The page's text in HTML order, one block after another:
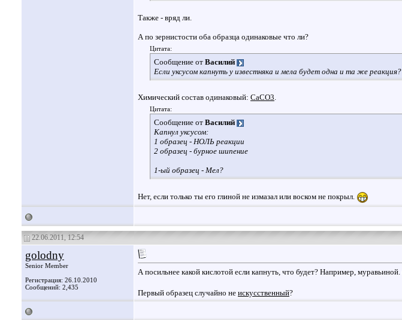
Также - вряд ли.
А по зернистости оба образца одинаковые что ли?
Цитата:
Сообщение от Василий
Если уксусом капнуть у известняка и мела будет одна и та же реакция?
Химический состав одинаковый: CaCO3.
Цитата:
Сообщение от Василий
Капнул уксусом:
1 образец - НОЛЬ реакции
2 образец - бурное шипение
1-ый образец - Мел?
Нет, если только ты его глиной не измазал или воском не покрыл.
22.06.2011, 12:54
golodny
Senior Member
Регистрация: 26.10.2010
Сообщений: 2,435
А посильнее какой кислотой если капнуть, что будет? Например, муравьиной.
Первый образец случайно не искусственный?